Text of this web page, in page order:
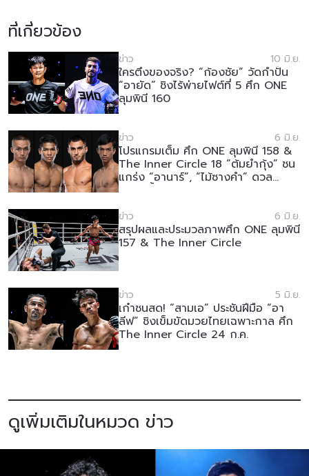
ที่เกี่ยวข้อง
ข่าว 10 มิ.ย.
ใครตึงของจริง? “ก้องชัย” วัดกำปั้น
“อายัด” ชิงไร้พ่ายไฟต์ที่ 5 ศึก ONE
ลุมพินี 160
ข่าว 6 มิ.ย.
โปรแกรมเต็ม ศึก ONE ลุมพินี 158 &
The Inner Circle 18 “ต้มยำกุ้ง” ชน
แกร่ง “อานาร์”, “ไม้ซางคำ” ดวล
ข่าว 6 มิ.ย.
สรุปผลและประมวลภาพศึก ONE ลุมพินี
157 & The Inner Circle
ข่าว 5 มิ.ย.
เก๋าชนสด! “สามเอ” ประชันฝีมือ “อา
ลีฟ” ชิงเข็มขัดมวยไทยเฉพาะกาล ศึก
The Inner Circle 24 ก.ค.
ดูเพิ่มเติมในหมวด ข่าว